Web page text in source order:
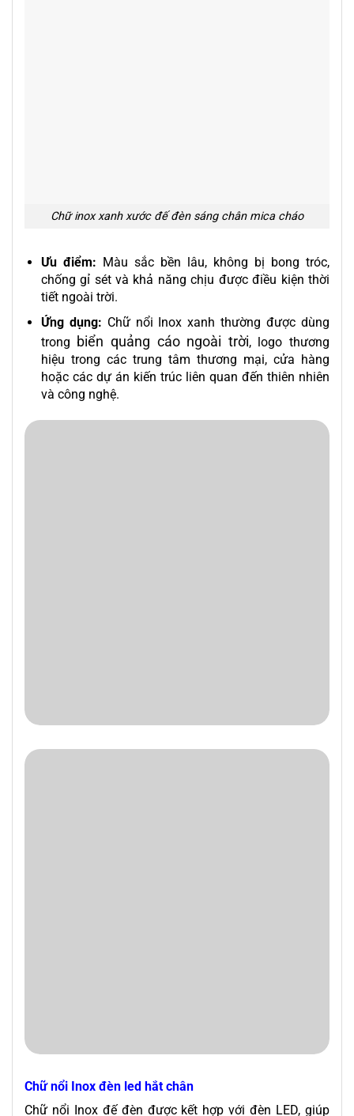
Chữ inox xanh xước đế đèn sáng chân mica cháo
Ưu điểm: Màu sắc bền lâu, không bị bong tróc,
chống gỉ sét và khả năng chịu được điều kiện thời
tiết ngoài trời.
Ứng dụng: Chữ nổi Inox xanh thường được dùng
trong biển quảng cáo ngoài trời, logo thương
hiệu trong các trung tâm thương mại, cửa hàng
hoặc các dự án kiến trúc liên quan đến thiên nhiên
và công nghệ.
Chữ nổi Inox đèn led hắt chân
Chữ nổi Inox đế đèn được kết hợp với đèn LED, giúp